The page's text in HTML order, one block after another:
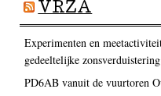
VRZA
Experimenten en
gedeeltelijke zonsverduistering
PD6AB vanuit de vuurtoren